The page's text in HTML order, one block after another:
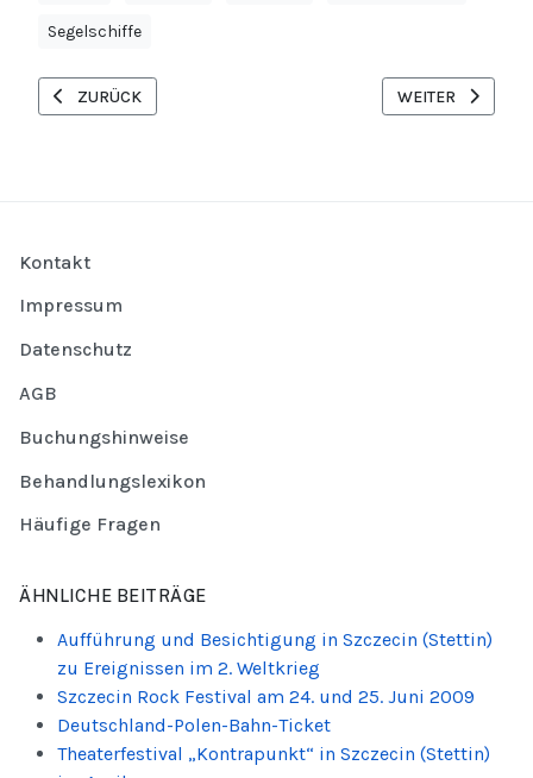
Segelschiffe
VORHERIGER BEITRAG: UNPASSENDE PREISSTRATEGIEN VON
ZURÜCK NÄCHSTER
WEITER
Kontakt
Impressum
Datenschutz
AGB
Buchungshinweise
Behandlungslexikon
Häufige Fragen
ÄHNLICHE BEITRÄGE
Aufführung und Besichtigung in Szczecin (Stettin)
zu Ereignissen im 2. Weltkrieg
Szczecin Rock Festival am 24. und 25. Juni 2009
Deutschland-Polen-Bahn-Ticket
Theaterfestival „Kontrapunkt“ in Szczecin (Stettin)